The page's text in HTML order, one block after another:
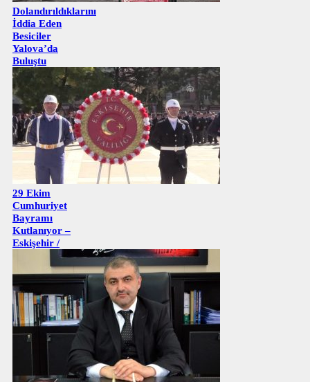
Dolandırıldıklarını
İddia Eden
Besiciler
Yalova’da
Buluştu
29 Ekim
Cumhuriyet
Bayramı
Kutlanıyor –
Eskişehir /